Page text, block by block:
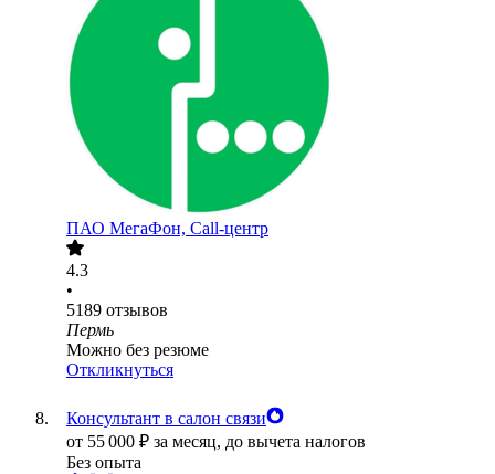
ПАО МегаФон, Call-центр
4.3
•
5189 отзывов
Пермь
Можно без резюме
Откликнуться
Консультант в салон связи
от 55 000 ₽ за месяц, до вычета налогов
Без опыта